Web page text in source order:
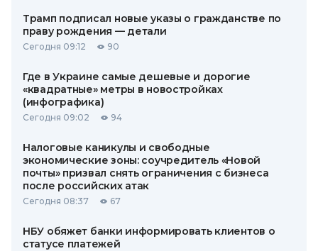
Трамп подписал новые указы о гражданстве по
праву рождения — детали
Сегодня 09:12 90
Где в Украине самые дешевые и дорогие
«квадратные» метры в новостройках
(инфографика)
Сегодня 09:02 94
Налоговые каникулы и свободные
экономические зоны: соучредитель «Новой
почты» призвал снять ограничения с бизнеса
после российских атак
Сегодня 08:37 67
НБУ обяжет банки информировать клиентов о
статусе платежей